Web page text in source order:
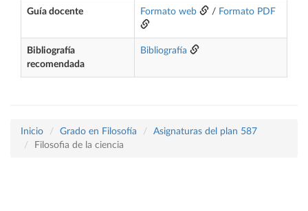
Guía docente Formato web / Formato PDF
Bibliografía
recomendada
Bibliografía
Inicio Grado en Filosofía
Asignaturas del plan 587
Filosofia de la ciencia